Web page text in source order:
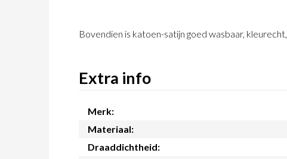
Bovendien is katoen-satijn goed wasbaar,
Extra info
Merk:
Materiaal:
Draaddichtheid: